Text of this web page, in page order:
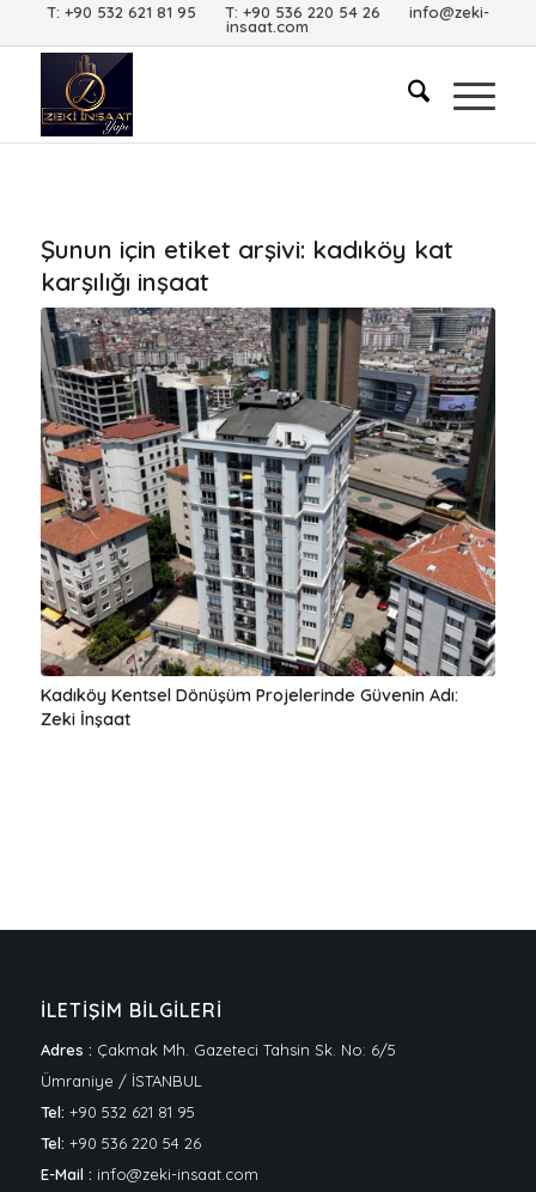
T: +90 532 621 81 95 T: +90 536 220 54 26 info@zeki-
insaat.com
Şunun için etiket arşivi: kadıköy kat
karşılığı inşaat
Kadıköy Kentsel Dönüşüm Projelerinde Güvenin Adı:
Zeki İnşaat
İLETİŞİM BİLGİLERİ
Adres : Çakmak Mh. Gazeteci Tahsin Sk. No: 6/5
Ümraniye / İSTANBUL
Tel: +90 532 621 81 95
Tel: +90 536 220 54 26
E-Mail : info@zeki-insaat.com